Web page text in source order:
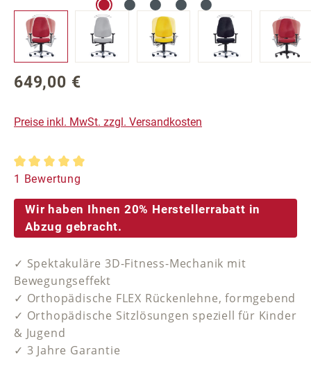
Regulärer Preis:
649,00 €
Preise inkl. MwSt. zzgl. Versandkosten
Durchschnittliche Bewertung von 5 von 5 Sternen
1 Bewertung
Wir haben Ihnen 20% Herstellerrabatt in
Abzug gebracht.
✓ Spektakuläre 3D-Fitness-Mechanik mit
Bewegungseffekt
✓ Orthopädische FLEX Rückenlehne, formgebend
✓ Orthopädische Sitzlösungen speziell für Kinder
& Jugend
✓ 3 Jahre Garantie